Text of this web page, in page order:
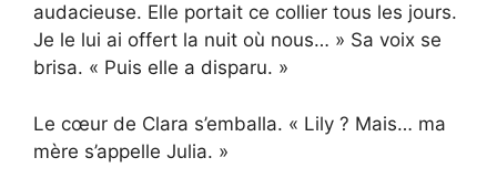
audacieuse. Elle portait ce collier tous les jours.
Je le lui ai offert la nuit où nous… » Sa voix se
brisa. « Puis elle a disparu. »
Le cœur de Clara s’emballa. « Lily ? Mais… ma
mère s’appelle Julia. »